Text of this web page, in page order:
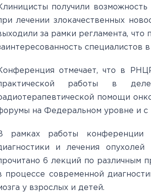
получили
лечении злокачественных
за рамки регламента, что
отмечает, что в
работы в деле
помощи
на Федеральном уровне и с
рамках работы конференции
и лечения
6 лекций по различным
процессе современной
у взрослых и детей.